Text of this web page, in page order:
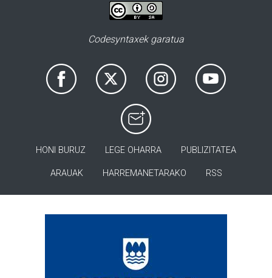
Codesyntaxek garatua
HONI BURUZ LEGE OHARRA PUBLIZITATEA
ARAUAK HARREMANETARAKO RSS